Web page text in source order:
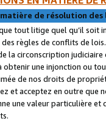
de résolution
tout litige quel qu’il soit
des règles de conflits de
la circonscription
obtenir une injonction ou
de nos droits de
et acceptez en outre que
une valeur particulière